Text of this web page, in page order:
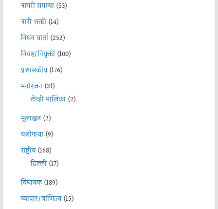
नागरी समस्या(53)
नारी शक्ती(14)
निधन वार्ता(252)
निवड/नियुक्ती(100)
प्रशासकीय(176)
मनोरंजन(21)
टीव्ही मालिका(2)
मुलाखत(2)
यशोगाथा(9)
राष्ट्रीय(168)
दिल्ली(17)
विधायक(189)
व्यापार/वाणिज्य(15)